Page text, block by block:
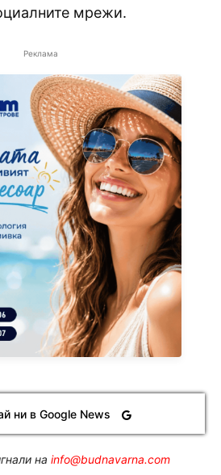
мрежи.
Реклама
ни в Google News
на info@budnavarna.com